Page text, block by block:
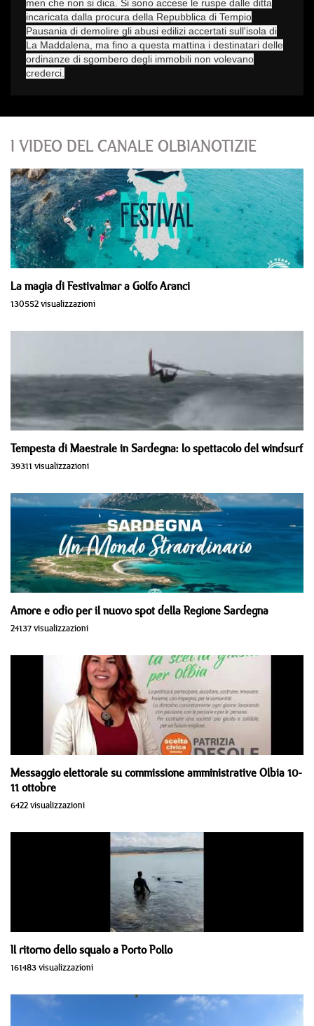
men che non si dica. Si sono accese le ruspe dalle ditta
incaricata dalla procura della Repubblica di Tempio
Pausania di demolire gli abusi edilizi accertati sull'isola di
La Maddalena, ma fino a questa mattina i destinatari delle
ordinanze di sgombero degli immobili non volevano
crederci.
I VIDEO DEL CANALE OLBIANOTIZIE
La magia di Festivalmar a Golfo Aranci
130552 visualizzazioni
Tempesta di Maestrale in Sardegna: lo spettacolo del windsurf
39311 visualizzazioni
Amore e odio per il nuovo spot della Regione Sardegna
24137 visualizzazioni
Messaggio elettorale su commissione amministrative Olbia 10-
11 ottobre
6422 visualizzazioni
Il ritorno dello squalo a Porto Pollo
161483 visualizzazioni